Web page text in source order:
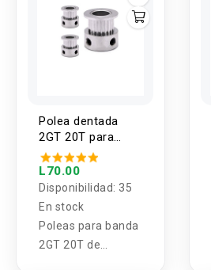
Polea dentada
2GT 20T para
banda 6MM
L70.00
Disponibilidad: 35
En stock
Poleas para banda
2GT 20T de